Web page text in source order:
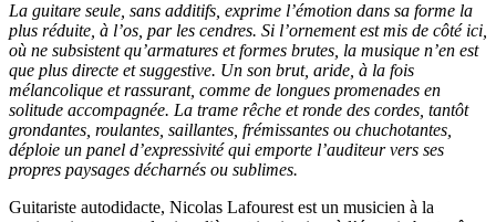
La guitare seule, sans additifs, exprime l’émotion dans sa forme la
plus réduite, à l’os, par les cendres. Si l’ornement est mis de côté ici,
où ne subsistent qu’armatures et formes brutes, la musique n’en est
que plus directe et suggestive. Un son brut, aride, à la fois
mélancolique et rassurant, comme de longues promenades en
solitude accompagnée. La trame rêche et ronde des cordes, tantôt
grondantes, roulantes, saillantes, frémissantes ou chuchotantes,
déploie un panel d’expressivité qui emporte l’auditeur vers ses
propres paysages décharnés ou sublimes.
Guitariste autodidacte, Nicolas Lafourest est un musicien à la